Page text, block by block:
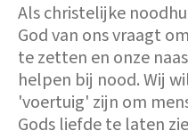
Als christelijke
God van ons vraagt
te zetten en onze
helpen bij nood. Wij
'voertuig' zijn om
Gods liefde te laten